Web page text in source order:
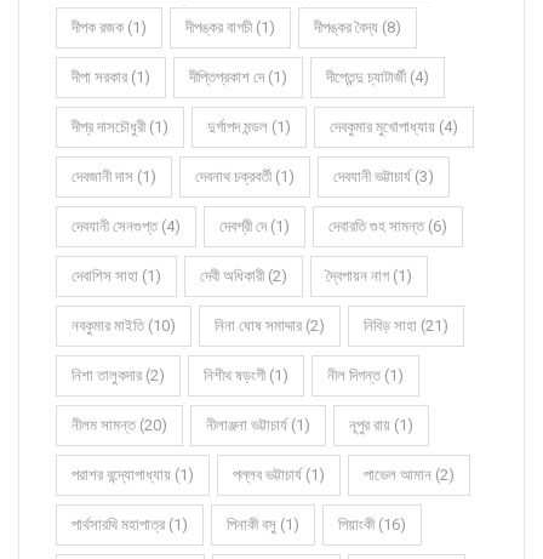
দীপক রজক (1) দীপঙ্কর বাগচী (1) দীপঙ্কর বৈদ্য (8)
দীপা সরকার (1) দীপ্তিপ্রকাশ দে (1) দীপ্তেন্দু চ্যাটার্জী (4)
দীপ্র দাসচৌধুরী (1) দুর্গাপদ মন্ডল (1) দেবকুমার মুখোপাধ্যায় (4)
দেবজানী দাস (1) দেবনাথ চক্রবর্তী (1) দেবযানী ভট্টাচার্য (3)
দেবযানী সেনগুপ্ত (4) দেবশ্রী দে (1) দেবারতি গুহ সামন্ত (6)
দেবাশিস সাহা (1) দেবী অধিকারী (2) দ্বৈপায়ন নাগ (1)
নবকুমার মাইতি (10) নিনা ঘোষ সমাদ্দার (2) নিবিড় সাহা (21)
নিশা তালুকদার (2) নিশীথ ষড়ংগী (1) নীল দিগন্ত (1)
নীলম সামন্ত (20) নীলাঞ্জনা ভট্টাচার্য (1) নূপুর রায় (1)
পরাশর বন্দ্যোপাধ্যায় (1) পল্লব ভট্টাচার্য (1) পাভেল আমান (2)
পার্থসারথি মহাপাত্র (1) পিনাকী বসু (1) পিয়াংকী (16)